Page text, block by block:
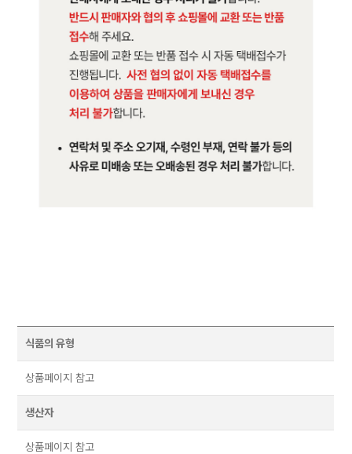
식품의 유형
상품페이지 참고
생산자
상품페이지 참고